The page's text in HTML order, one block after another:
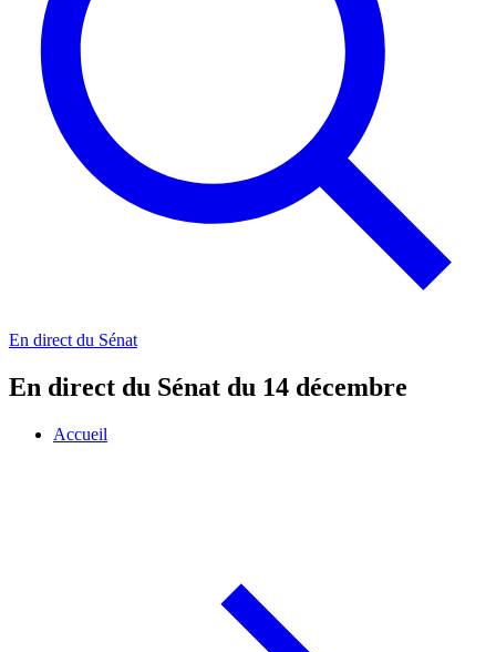
En direct du Sénat
En direct du Sénat du 14 décembre
Accueil